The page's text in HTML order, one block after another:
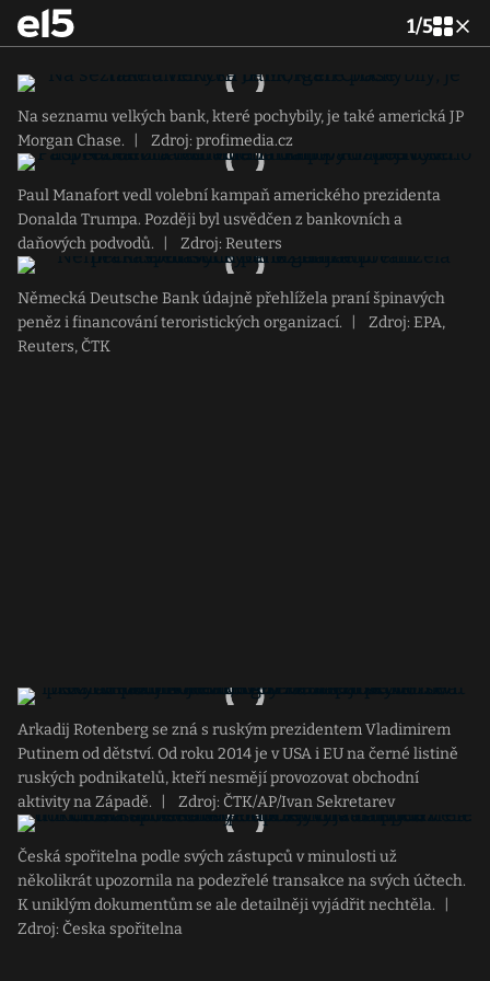
1/5
Na seznamu velkých bank, které pochybily, je také americká JP
Morgan Chase.
Zdroj: profimedia.cz
Paul Manafort vedl volební kampaň amerického prezidenta
Donalda Trumpa. Později byl usvědčen z bankovních a
daňových podvodů.
Zdroj: Reuters
Německá Deutsche Bank údajně přehlížela praní špinavých
peněz i financování teroristických organizací.
Zdroj: EPA,
Reuters, ČTK
Arkadij Rotenberg se zná s ruským prezidentem Vladimirem
Putinem od dětství. Od roku 2014 je v USA i EU na černé listině
ruských podnikatelů, kteří nesmějí provozovat obchodní
aktivity na Západě.
Zdroj: ČTK/AP/Ivan Sekretarev
Česká spořitelna podle svých zástupců v minulosti už
několikrát upozornila na podezřelé transakce na svých účtech.
K uniklým dokumentům se ale detailněji vyjádřit nechtěla.
Zdroj: Česka spořitelna